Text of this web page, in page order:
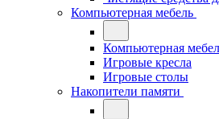
Компьютерная мебель
Компьютерная
Игровые кресла
Игровые столы
Накопители памяти